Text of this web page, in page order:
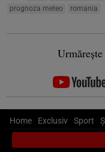
prognoza meteo
romania
Home Exclusiv Sport